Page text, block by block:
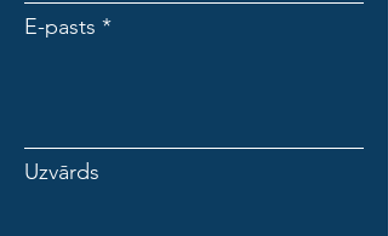
E-pasts
Uzvārds